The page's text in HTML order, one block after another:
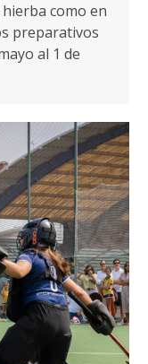
como en
preparativos
al 1 de